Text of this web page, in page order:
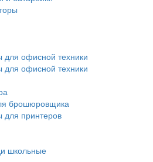
офисной техники
офисной техники
брошюровщика
принтеров
школьные